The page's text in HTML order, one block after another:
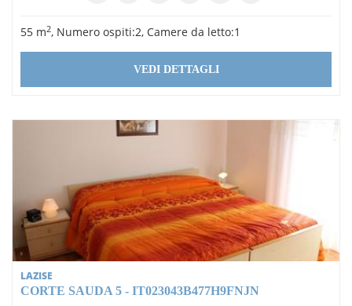
55 m2, Numero ospiti:2, Camere da letto:1
VEDI DETTAGLI
LAZISE
CORTE SAUDA 5 - IT023043B477H9FNJN